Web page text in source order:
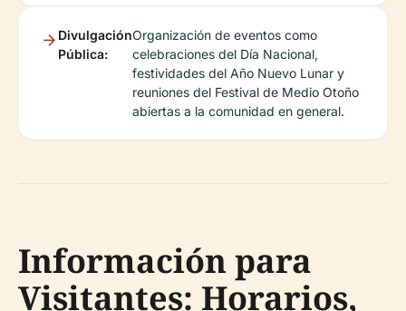
Divulgación
Pública:
Organización de eventos como
celebraciones del Día Nacional,
festividades del Año Nuevo Lunar y
reuniones del Festival de Medio Otoño
abiertas a la comunidad en general.
Información para
Visitantes: Horarios,